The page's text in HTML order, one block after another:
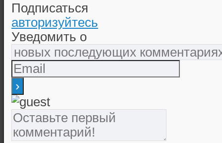
Подписаться
авторизуйтесь
Уведомить о